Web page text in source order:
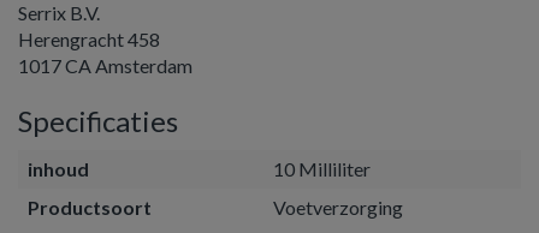
Serrix B.V.
Herengracht 458
1017 CA Amsterdam
Specificaties
inhoud
10 Milliliter
Productsoort
Voetverzorging